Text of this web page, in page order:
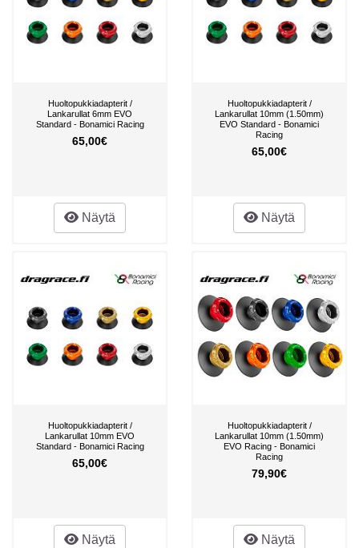
Huoltopukkiadapterit /
Lankarullat 6mm EVO
Standard - Bonamici Racing
65,00€
Näytä
Huoltopukkiadapterit /
Lankarullat 10mm (1.50mm)
EVO Standard - Bonamici
Racing
65,00€
Näytä
Huoltopukkiadapterit /
Lankarullat 10mm EVO
Standard - Bonamici Racing
65,00€
Näytä
Huoltopukkiadapterit /
Lankarullat 10mm (1.50mm)
EVO Racing - Bonamici
Racing
79,90€
Näytä